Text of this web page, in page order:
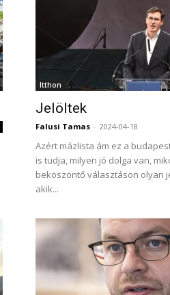
Itthon
Jelöltek
Falusi Tamas - 2024-04-18
Azért mázlista ám ez a
is tudja, milyen jó dolga van,
beköszöntő választáson olyan
akik...